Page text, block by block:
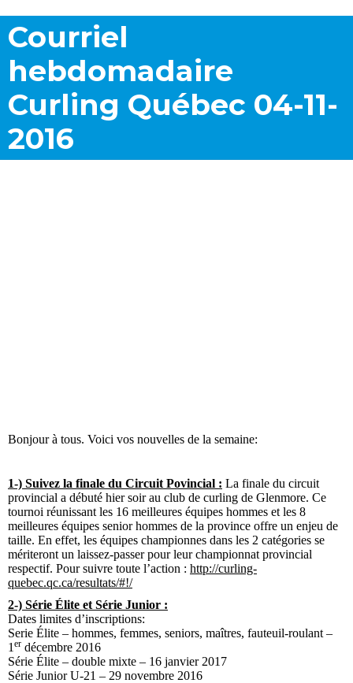
Courriel
hebdomadaire
Curling Québec 04-11-
2016
Bonjour à tous. Voici vos nouvelles de la semaine:
1-) Suivez la finale du Circuit Povincial : La finale du circuit
provincial a débuté hier soir au club de curling de Glenmore. Ce
tournoi réunissant les 16 meilleures équipes hommes et les 8
meilleures équipes senior hommes de la province offre un enjeu de
taille. En effet, les équipes championnes dans les 2 catégories se
mériteront un laissez-passer pour leur championnat provincial
respectif. Pour suivre toute l’action : http://curling-
quebec.qc.ca/resultats/#!/
2-) Série Élite et Série Junior :
Dates limites d’inscriptions:
Serie Élite – hommes, femmes, seniors, maîtres, fauteuil-roulant –
1 er décembre 2016
Série Élite – double mixte – 16 janvier 2017
Série Junior U-21 – 29 novembre 2016